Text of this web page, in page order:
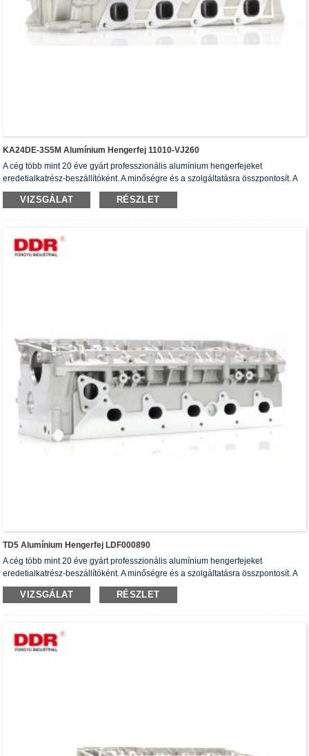
KA24DE-3S5M Alumínium Hengerfej 11010-VJ260
A cég több mint 20 éve gyárt professzionális alumínium hengerfejeket
eredetialkatrész-beszállítóként. A minőségre és a szolgáltatásra összpontosít. A
hengerfejek rendelkeznek ISO16949 hitelesítési tanúsítvánnyal, „a nagy tömítésű
hengerfej”, „a hengerfej hosszú élettartama” és további 5 használati mintaoltalmi
VIZSGÁLAT RÉSZLET
TD5 Alumínium Hengerfej LDF000890
A cég több mint 20 éve gyárt professzionális alumínium hengerfejeket
eredetialkatrész-beszállítóként. A minőségre és a szolgáltatásra összpontosít. A
hengerfejek rendelkeznek ISO16949 hitelesítési tanúsítvánnyal, „a nagy tömítésű
hengerfej”, „a hengerfej hosszú élettartama” és további 5 használati mintaoltalmi
VIZSGÁLAT RÉSZLET